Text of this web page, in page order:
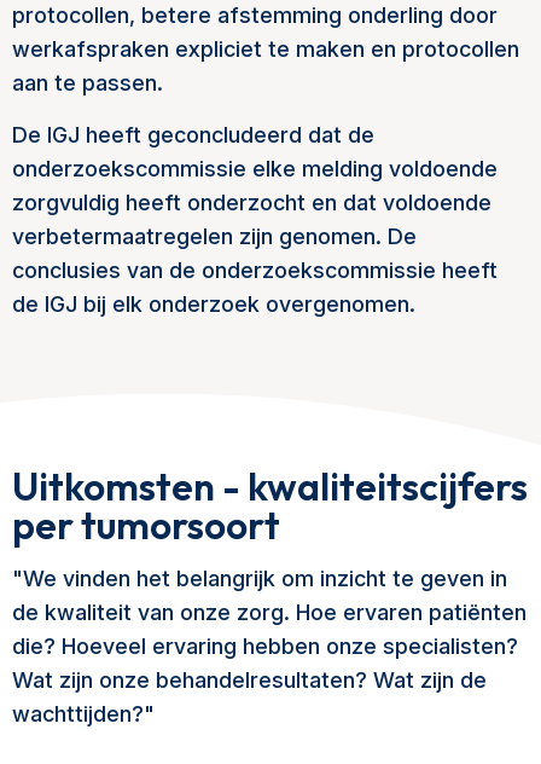
protocollen, betere afstemming onderling door
werkafspraken expliciet te maken en protocollen
aan te passen.
De IGJ heeft geconcludeerd dat de
onderzoekscommissie elke melding voldoende
zorgvuldig heeft onderzocht en dat voldoende
verbetermaatregelen zijn genomen. De
conclusies van de onderzoekscommissie heeft
de IGJ bij elk onderzoek overgenomen.
Uitkomsten - kwaliteitscijfers
per tumorsoort
"We vinden het belangrijk om inzicht te geven in
de kwaliteit van onze zorg. Hoe ervaren patiënten
die? Hoeveel ervaring hebben onze specialisten?
Wat zijn onze behandelresultaten? Wat zijn de
wachttijden?"